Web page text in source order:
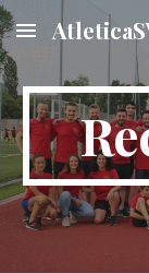
Skip to main